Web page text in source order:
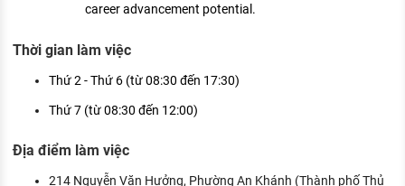
career advancement potential.
Thời gian làm việc
Thứ 2 - Thứ 6 (từ 08:30 đến 17:30)
Thứ 7 (từ 08:30 đến 12:00)
Địa điểm làm việc
214 Nguyễn Văn Hưởng, Phường An Khánh (Thành phố Thủ